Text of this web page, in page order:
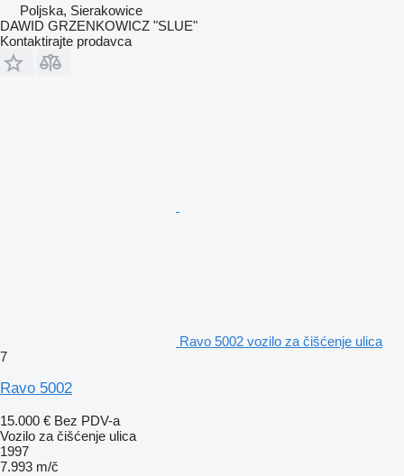
Poljska, Sierakowice
DAWID GRZENKOWICZ "SLUE"
Kontaktirajte prodavca
Ravo 5002 vozilo za čišćenje ulica
7
Ravo 5002
15.000 € Bez PDV-a
Vozilo za čišćenje ulica
1997
7.993 m/č